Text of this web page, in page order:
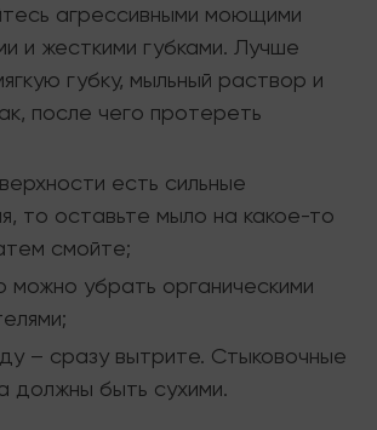
агрессивными моющими
и жесткими губками. Лучше
губку, мыльный раствор и
после чего протереть
есть сильные
то оставьте мыло на какое-то
смойте;
можно убрать органическими
– сразу вытрите. Стыковочные
должны быть сухими.